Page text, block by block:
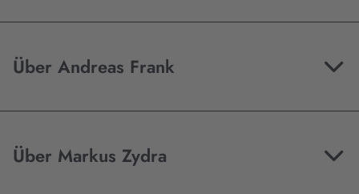
Über Andreas Frank
Über Markus Zydra